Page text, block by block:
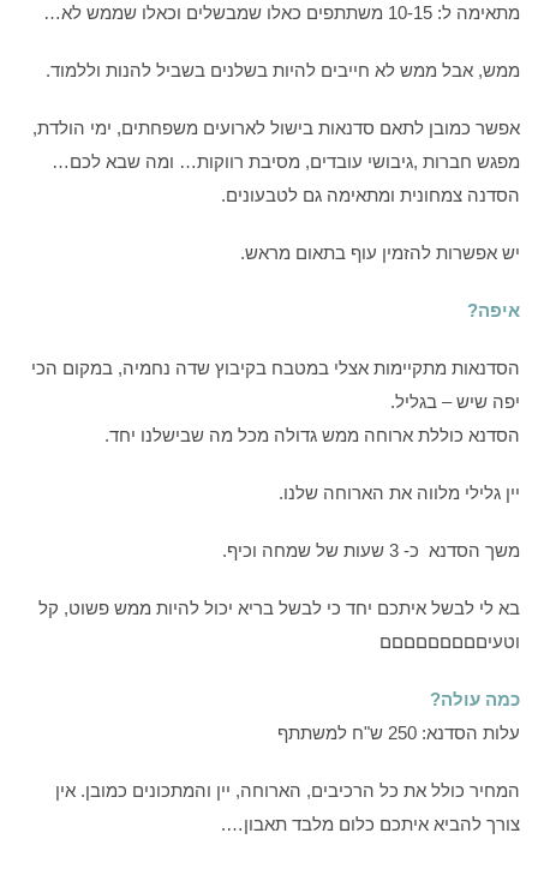
מתאימה ל: 10-15 משתתפים כאלו שמבשלים וכאלו שממש לא…
ממש, אבל ממש לא חייבים להיות בשלנים בשביל להנות וללמוד.
אפשר כמובן לתאם סדנאות בישול לארועים משפחתים, ימי הולדת,
מפגש חברות ,גיבושי עובדים, מסיבת רווקות… ומה שבא לכם…
הסדנה צמחונית ומתאימה גם לטבעונים.
יש אפשרות להזמין עוף בתאום מראש.
איפה?
הסדנאות מתקיימות אצלי במטבח בקיבוץ שדה נחמיה, במקום הכי
יפה שיש – בגליל.
הסדנא כוללת ארוחה ממש גדולה מכל מה שבישלנו יחד.
יין גלילי מלווה את הארוחה שלנו.
משך הסדנא כ- 3 שעות של שמחה וכיף.
בא לי לבשל איתכם יחד כי לבשל בריא יכול להיות ממש פשוט, קל
וטעיםםםםםםםםם
כמה עולה?
עלות הסדנא: 250 ש"ח למשתתף
המחיר כולל את כל הרכיבים, הארוחה, יין והמתכונים כמובן. אין
צורך להביא איתכם כלום מלבד תאבון….